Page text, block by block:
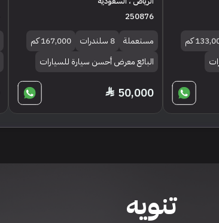
كم
250876
مستعملة 8 سلندرات
167,000 كم
البائع معرض أحسن سيارة للسيارات
50,000
تنويه